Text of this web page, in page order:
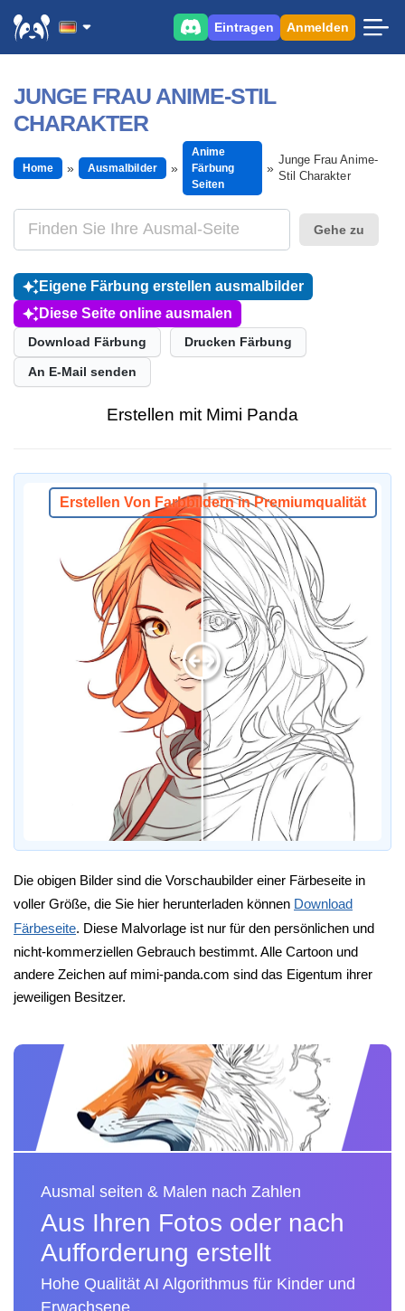
Eintragen Anmelden
JUNGE FRAU ANIME-STIL
CHARAKTER
Home Ausmalbilder
Anime
Färbung
Seiten
Junge Frau Anime-
Stil Charakter
Gehe zu
Eigene Färbung erstellen ausmalbilder
Diese Seite online ausmalen
Download Färbung Drucken Färbung
An E-Mail senden
Erstellen mit Mimi Panda
Erstellen Von Farbbildern in Premiumqualität
Die obigen Bilder sind die Vorschaubilder einer Färbeseite in
voller Größe, die Sie hier herunterladen können Download
Färbeseite. Diese Malvorlage ist nur für den persönlichen und
nicht-kommerziellen Gebrauch bestimmt. Alle Cartoon und
andere Zeichen auf mimi-panda.com sind das Eigentum ihrer
jeweiligen Besitzer.
Ausmal seiten & Malen nach Zahlen
Aus Ihren Fotos oder nach
Aufforderung erstellt
Hohe Qualität AI Algorithmus für Kinder und
Erwachsene